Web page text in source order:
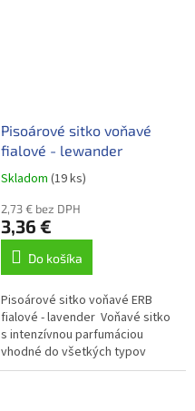
Pisoárové sitko voňavé
fialové - lewander
Skladom (19 ks)
2,73 € bez DPH
3,36 €
Do košíka
Pisoárové sitko voňavé ERB
fialové - lavender Voňavé sitko
s intenzívnou parfumáciou
vhodné do všetkých typov
pisoárov.